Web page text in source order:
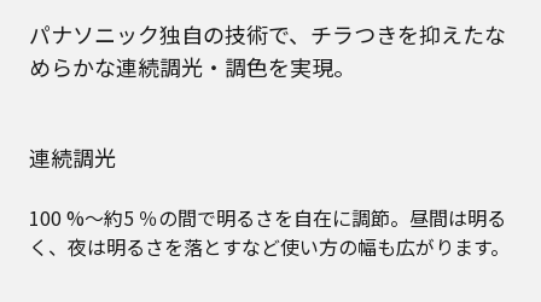
パナソニック独自の技術で、チラつきを抑えたな
めらかな連続調光・調色を実現。
連続調光
100 %～約5 ％の間で明るさを自在に調節。昼間は明る
く、夜は明るさを落とすなど使い方の幅も広がります。